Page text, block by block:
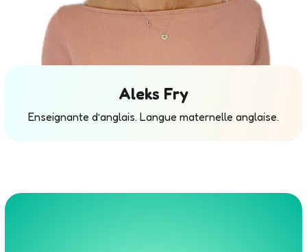
Aleks Fry
Enseignante d’anglais. Langue maternelle anglaise.